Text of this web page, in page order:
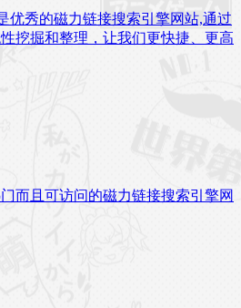
优秀的磁力链接搜索引擎网站,通过
挖掘和整理，让我们更快捷、更高
而且可访问的磁力链接搜索引擎网